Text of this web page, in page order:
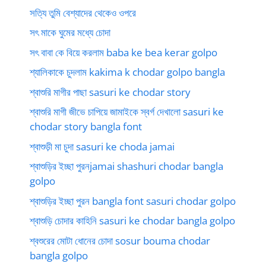
সত্যি তুমি বেশ্যাদের থেকেও ওপরে
সৎ মাকে ঘুমের মধ্যে চোদা
সৎ বাবা কে বিয়ে করলাম baba ke bea kerar golpo
শ্যালিকাকে চুদলাম kakima k chodar golpo bangla
শ্বাশুরি মাগীর পাছা sasuri ke chodar story
শ্বাশুরি মাগী জীভে চাপিয়ে জামাইকে স্বর্গ দেখালো sasuri ke
chodar story bangla font
শ্বাশুড়ী মা চুদা sasuri ke choda jamai
শ্বাশুড়ির ইচ্ছা পুরনjamai shashuri chodar bangla
golpo
শ্বাশুড়ির ইচ্ছা পুরন bangla font sasuri chodar golpo
শ্বাশুড়ি চোদার কাহিনি sasuri ke chodar bangla golpo
শ্বশুরের মোটা ধোনের চোদা sosur bouma chodar
bangla golpo